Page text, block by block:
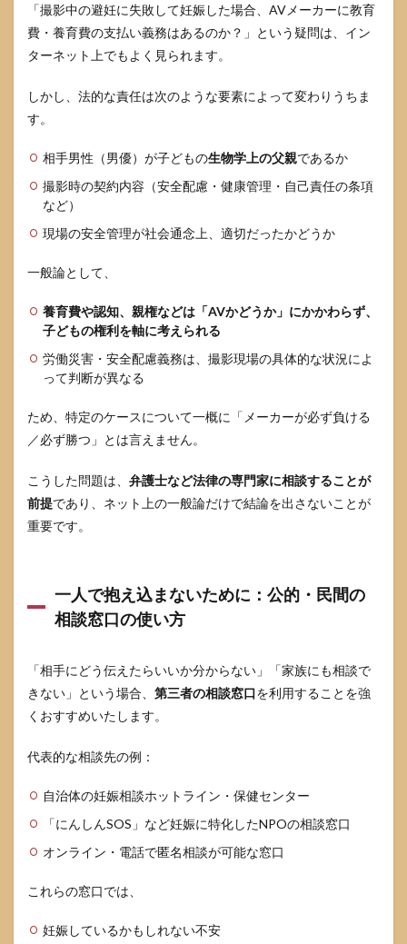
「見
る
の場
噂話
され
ため
ナー
特定
女優
娠・
出産
を詮
索す
るこ
との
ク
7.2
ト上
での
誹謗
中
にな
り得
る行
は
7.3
当事
者の
と尊
尊重
ため
きる
8
よ
問
「撮影中の避妊に失敗して妊娠した場合、AVメーカーに教育
費・養育費の支払い義務はあるのか？」という疑問は、イン
ターネット上でもよく見られます。
しかし、法的な責任は次のような要素によって変わりうちま
す。
相手男性（男優）が子どもの生物学上の父親であるか
撮影時の契約内容（安全配慮・健康管理・自己責任の条項
など）
現場の安全管理が社会通念上、適切だったかどうか
一般論として、
養育費や認知、親権などは「AVかどうか」にかかわらず、
子どもの権利を軸に考えられる
労働災害・安全配慮義務は、撮影現場の具体的な状況によ
って判断が異なる
ため、特定のケースについて一概に「メーカーが必ず負ける
／必ず勝つ」とは言えません。
こうした問題は、 弁護士など法律の専門家に相談することが
前提であり、ネット上の一般論だけで結論を出さないことが
重要です。
一人で抱え込まないために：公的・民間の
相談窓口の使い方
「相手にどう伝えたらいいか分からない」「家族にも相談で
きない」という場合、 第三者の相談窓口を利用することを強
くおすすめいたします。
代表的な相談先の例：
自治体の妊娠相談ホットライン・保健センター
「にんしんSOS」など妊娠に特化したNPOの相談窓口
オンライン・電話で匿名相談が可能な窓口
これらの窓口では、
妊娠しているかもしれない不安